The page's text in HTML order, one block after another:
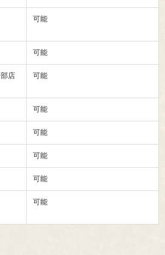
可能
可能
店
可能
可能
可能
可能
可能
可能